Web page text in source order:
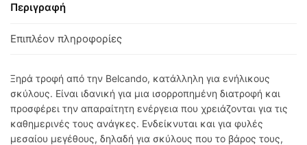
Περιγραφή
Επιπλέον πληροφορίες
Ξηρά τροφή από την Belcando, κατάλληλη για ενήλικους
σκύλους. Είναι ιδανική για μια ισορροπημένη διατροφή και
προσφέρει την απαραίτητη ενέργεια που χρειάζονται για τις
καθημερινές τους ανάγκες. Ενδείκνυται και για φυλές
μεσαίου μεγέθους, δηλαδή για σκύλους που το βάρος τους,